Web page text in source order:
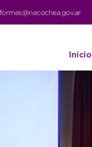
Inicio